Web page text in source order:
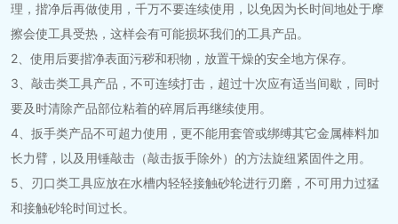
理，揩净后再做使用，千万不要连续使用，以免因为长时间地处于摩
擦会使工具受热，这样会有可能损坏我们的工具产品。
2、使用后要揩净表面污秽和积物，放置干燥的安全地方保存。
3、敲击类工具产品，不可连续打击，超过十次应有适当间歇，同时
要及时清除产品部位粘着的碎屑后再继续使用。
4、扳手类产品不可超力使用，更不能用套管或绑缚其它金属棒料加
长力臂，以及用锤敲击（敲击扳手除外）的方法旋纽紧固件之用。
5、刃口类工具应放在水槽内轻轻接触砂轮进行刃磨，不可用力过猛
和接触砂轮时间过长。